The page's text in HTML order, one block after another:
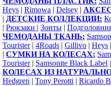
Heys | Rimowa | Delsey |
| ДЕТСКИЕ КОЛЛЕКЦИИ:
| Рюкзаки | Зонты |
ЧЕМОДАНЫ ТКАНЬ:
Tourister| 4Roads | Gillivo | Heys |
| СУМКИ НА КОЛЕСАХ:
Tourister| Samsonite Black Label |
КОЛЕСАХ ИЗ
Hedgren | Tony Perotti | Ricardo